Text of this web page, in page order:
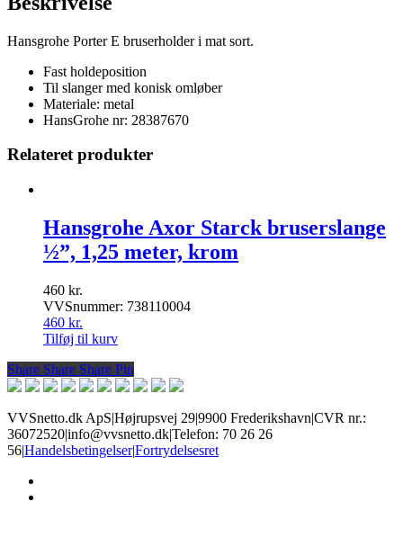
Hansgrohe Porter E bruserholder i mat sort.
Fast holdeposition
Til slanger med konisk omløber
Materiale: metal
HansGrohe nr: 28387670
Relateret produkter
Hansgrohe Axor Starck bruserslange
½”, 1,25 meter, krom
460 kr.
VVSnummer: 738110004
460 kr.
Tilføj til kurv
Share
Share Share Share Pin
VVSnetto.dk ApS|Højrupsvej 29|9900 Frederikshavn|CVR nr.:
36072520|info@vvsnetto.dk|Telefon: 70 26 26
56|Handelsbetingelser|Fortrydelsesret